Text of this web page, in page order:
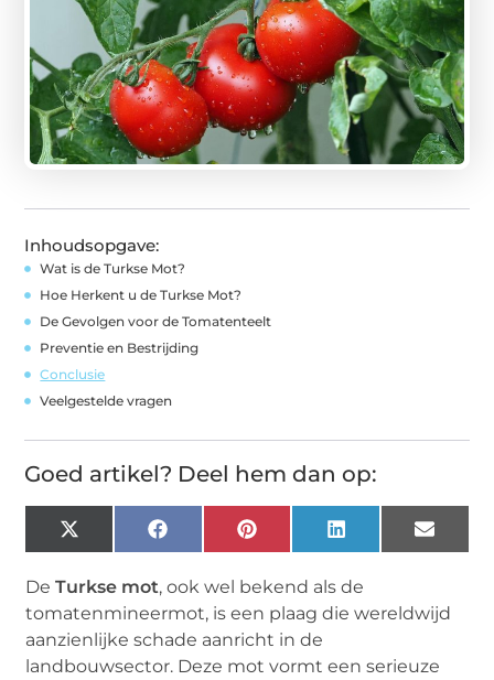
Inhoudsopgave:
Wat is de Turkse Mot?
Hoe Herkent u de Turkse Mot?
De Gevolgen voor de Tomatenteelt
Preventie en Bestrijding
Conclusie
Veelgestelde vragen
Goed artikel? Deel hem dan op:
X
(Twitter)
FacebookPinterest LinkedIn Email
DeTurkse mot, ook wel bekend als de
tomatenmineermot, is een plaag die wereldwijd
aanzienlijke schade aanricht in de
landbouwsector. Deze mot vormt een serieuze